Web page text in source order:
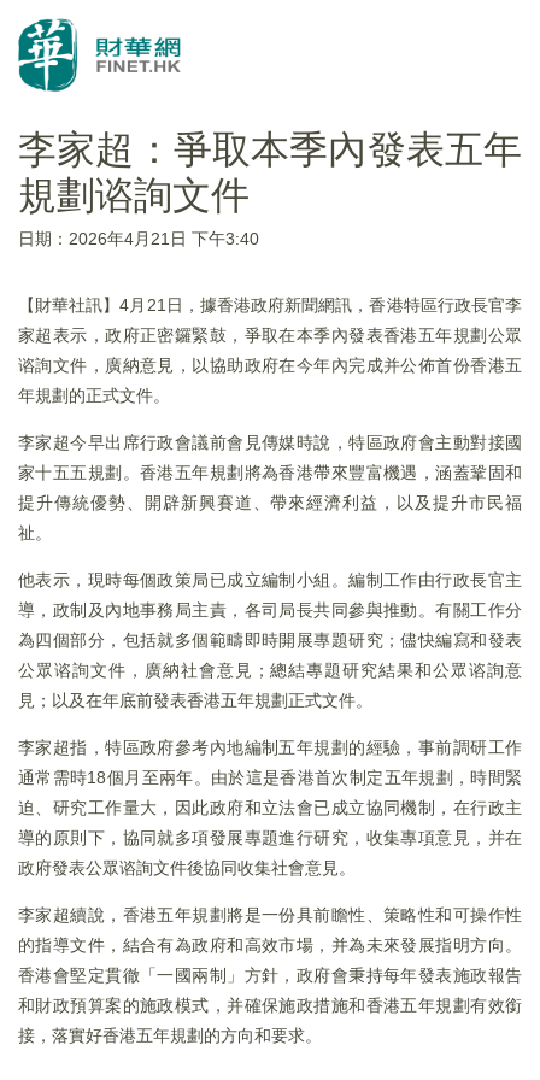
李家超：爭取本季內發表五年
規劃谘詢文件
日期：2026年4月21日 下午3:40
【財華社訊】4月21日，據香港政府新聞網訊，香港特區行政長官李
家超表示，政府正密鑼緊鼓，爭取在本季內發表香港五年規劃公眾
谘詢文件，廣納意見，以協助政府在今年內完成并公佈首份香港五
年規劃的正式文件。
李家超今早出席行政會議前會見傳媒時說，特區政府會主動對接國
家十五五規劃。香港五年規劃將為香港帶來豐富機遇，涵蓋鞏固和
提升傳統優勢、開辟新興賽道、帶來經濟利益，以及提升市民福
祉。
他表示，現時每個政策局已成立編制小組。編制工作由行政長官主
導，政制及內地事務局主責，各司局長共同參與推動。有關工作分
為四個部分，包括就多個範疇即時開展專題研究；儘快編寫和發表
公眾谘詢文件，廣納社會意見；總結專題研究結果和公眾谘詢意
見；以及在年底前發表香港五年規劃正式文件。
李家超指，特區政府參考內地編制五年規劃的經驗，事前調研工作
通常需時18個月至兩年。由於這是香港首次制定五年規劃，時間緊
迫、研究工作量大，因此政府和立法會已成立協同機制，在行政主
導的原則下，協同就多項發展專題進行研究，收集專項意見，并在
政府發表公眾谘詢文件後協同收集社會意見。
李家超續說，香港五年規劃將是一份具前瞻性、策略性和可操作性
的指導文件，結合有為政府和高效市場，并為未來發展指明方向。
香港會堅定貫徹「一國兩制」方針，政府會秉持每年發表施政報告
和財政預算案的施政模式，并確保施政措施和香港五年規劃有效銜
接，落實好香港五年規劃的方向和要求。